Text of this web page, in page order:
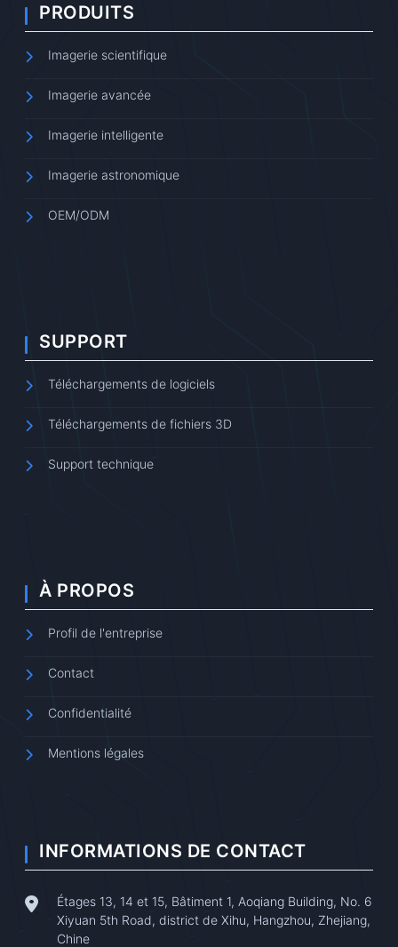
PRODUITS
Imagerie scientifique
Imagerie avancée
Imagerie intelligente
Imagerie astronomique
OEM/ODM
SUPPORT
Téléchargements de logiciels
Téléchargements de fichiers 3D
Support technique
À PROPOS
Profil de l'entreprise
Contact
Confidentialité
Mentions légales
INFORMATIONS DE CONTACT
Étages 13, 14 et 15, Bâtiment 1, Aoqiang Building, No. 6
Xiyuan 5th Road, district de Xihu, Hangzhou, Zhejiang,
Chine